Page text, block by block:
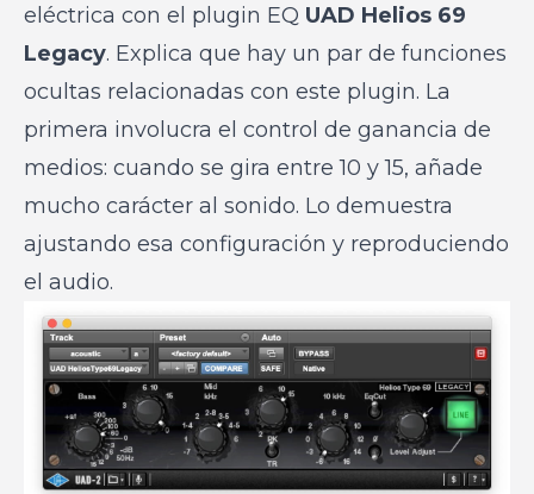
eléctrica con el plugin EQ UAD Helios 69
Legacy. Explica que hay un par de funciones
ocultas relacionadas con este plugin. La
primera involucra el control de ganancia de
medios: cuando se gira entre 10 y 15, añade
mucho carácter al sonido. Lo demuestra
ajustando esa configuración y reproduciendo
el audio.